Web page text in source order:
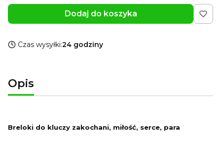
Dodaj do koszyka
Czas wysyłki:24 godziny
Opis
Breloki do kluczy zakochani, miłość, serce, para